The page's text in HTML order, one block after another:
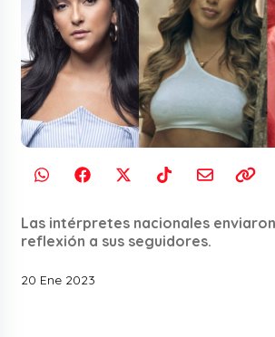
Las intérpretes nacionales
reflexión a sus seguidores.
20 Ene 2023